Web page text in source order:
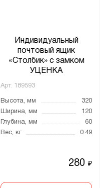
Индивидуальный
почтовый ящик
«Столбик» с замком
УЦЕНКА
Арт. 189593
Высота, мм
320
Ширина, мм
120
Глубина, мм
60
Вес, кг
0.49
280₽